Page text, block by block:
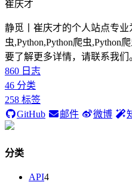
崔庆才
静觅丨崔庆才的个人站点专
虫,Python,Python爬虫,Python
要了解更多详情，请联系我们
860 日志
46 分类
258 标签
GitHub
邮件 微博
分类
API4